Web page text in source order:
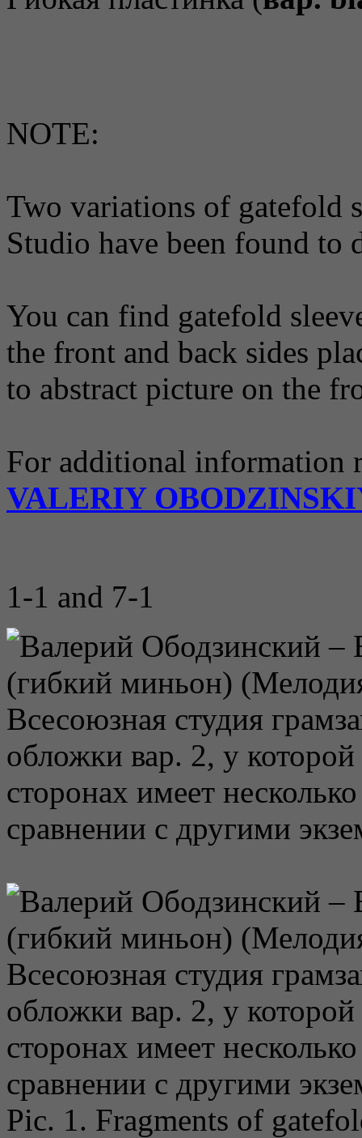
NOTE:
Two variations of gatefold
Studio have been found to
You can find gatefold
the front and back sides
to abstract picture on the
For additional information
VALERIY
1-1 and 7-1
Pic. 1. Fragments of